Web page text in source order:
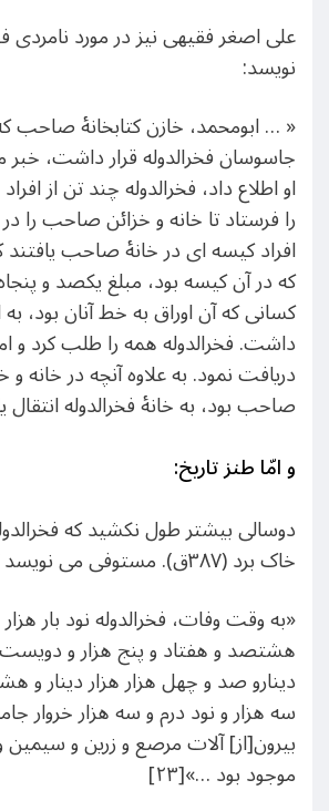
علی اصغر فقیهی نیز در مورد نامردی
نویسد:
« … ابومحمد، خازن کتابخانۀ صاحب
جاسوسان فخرالدوله قرار داشت،
او اطلاع داد، فخرالدوله چند تن از
را فرستاد تا خانه و خزائن صاحب را
افراد کیسه ای در خانۀ صاحب
که در آن کیسه بود، مبلغ یکصد و پنجاه
کسانی که آن اوراق به خط آنان بود، به
داشت. فخرالدوله همه را طلب کرد و
دریافت نمود. به علاوه آنچه در خانه و
صاحب بود، به خانۀ فخرالدوله انتقال
و امّا طنز تاریخ:
دوسالی بیشتر طول نکشید که
خاک برد (۳۸۷ق). مستوفی می نویسد که:
«به وقت وفات، فخرالدوله نود بار هزار
هشتصد و هفتاد و پنج هزار و
دینارو صد و چهل هزار هزار
سه هزار و نود درم و سه هزار خروار
بیرون[از] آلات مرصع و زرین و سیمین
موجود بود …»[۲۳]